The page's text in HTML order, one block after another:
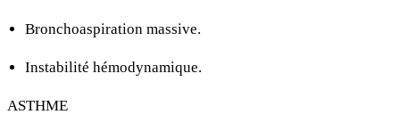
Bronchoaspiration massive.
Instabilité hémodynamique.
ASTHME